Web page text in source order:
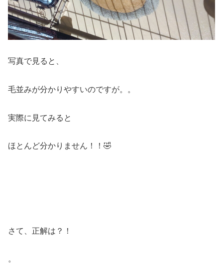
写真で見ると、
毛並みが分かりやすいのですが。。
実際に見てみると
ほとんど分かりません！！🤣
さて、正解は？！
。